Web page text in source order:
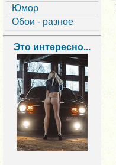
Юмор
Обои - разное
Это интересно...